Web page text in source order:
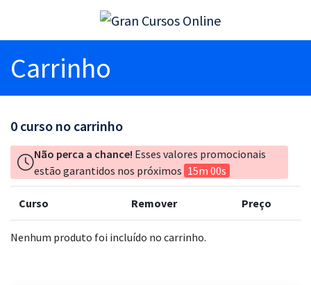
Carrinho
0 curso no carrinho
Não perca a chance! Esses valores promocionais
estão garantidos nos próximos 15m 00s
Curso Remover Preço
Nenhum produto foi incluído no carrinho.